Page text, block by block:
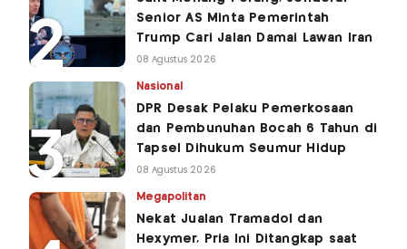
Senior AS Minta Pemerintah
Trump Cari Jalan Damai Lawan Iran
08 Agustus 2026
Nasional
DPR Desak Pelaku Pemerkosaan
dan Pembunuhan Bocah 6 Tahun di
Tapsel Dihukum Seumur Hidup
08 Agustus 2026
Megapolitan
Nekat Jualan Tramadol dan
Hexymer, Pria Ini Ditangkap saat